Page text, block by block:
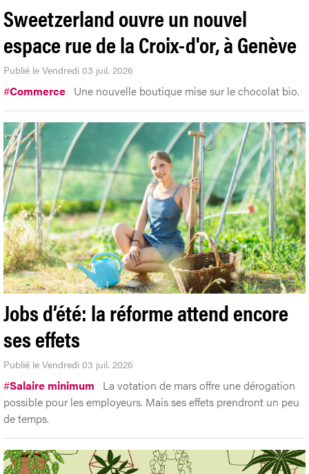
Sweetzerland ouvre un nouvel
espace rue de la Croix-d'or, à Genève
#Commerce Une nouvelle boutique mise sur le chocolat bio.
Jobs d’été: la réforme attend encore
ses effets
Publié le Vendredi 03 juil. 2026
possible pour les employeurs. Mais ses effets prendront un peu
de temps.